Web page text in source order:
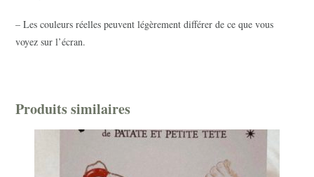
– Les couleurs réelles peuvent légèrement différer de ce que vous
voyez sur l’écran.
Produits similaires